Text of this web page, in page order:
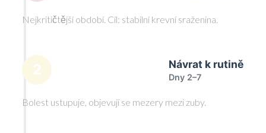
Nejkritičtější období. Cíl: stabilní krevní sraženina.
2 Návrat k rutině
Dny 2–7
Bolest ustupuje, objevují se mezery mezi zuby.